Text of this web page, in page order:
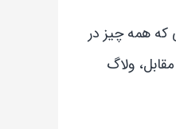
همه چیز در
ولاگ